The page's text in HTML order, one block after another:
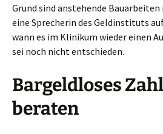
Grund sind anstehende
eine Sprecherin des Geldinstituts
wann es im Klinikum wieder einen
sei noch nicht entschieden.
Bargeldloses
beraten